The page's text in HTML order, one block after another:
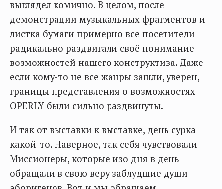
выглядел комично. В целом, после
демонстрации музыкальных фрагментов и
листка бумаги примерно все посетители
радикально раздвигали своё понимание
возможностей нашего конструктива. Даже
если кому-то не все жанры зашли, уверен,
границы представления о возможностях
OPERLY были сильно раздвинуты.
И так от выставки к выставке, день сурка
какой-то. Наверное, так себя чувствовали
Миссионеры, которые изо дня в день
обращали в свою веру заблудшие души